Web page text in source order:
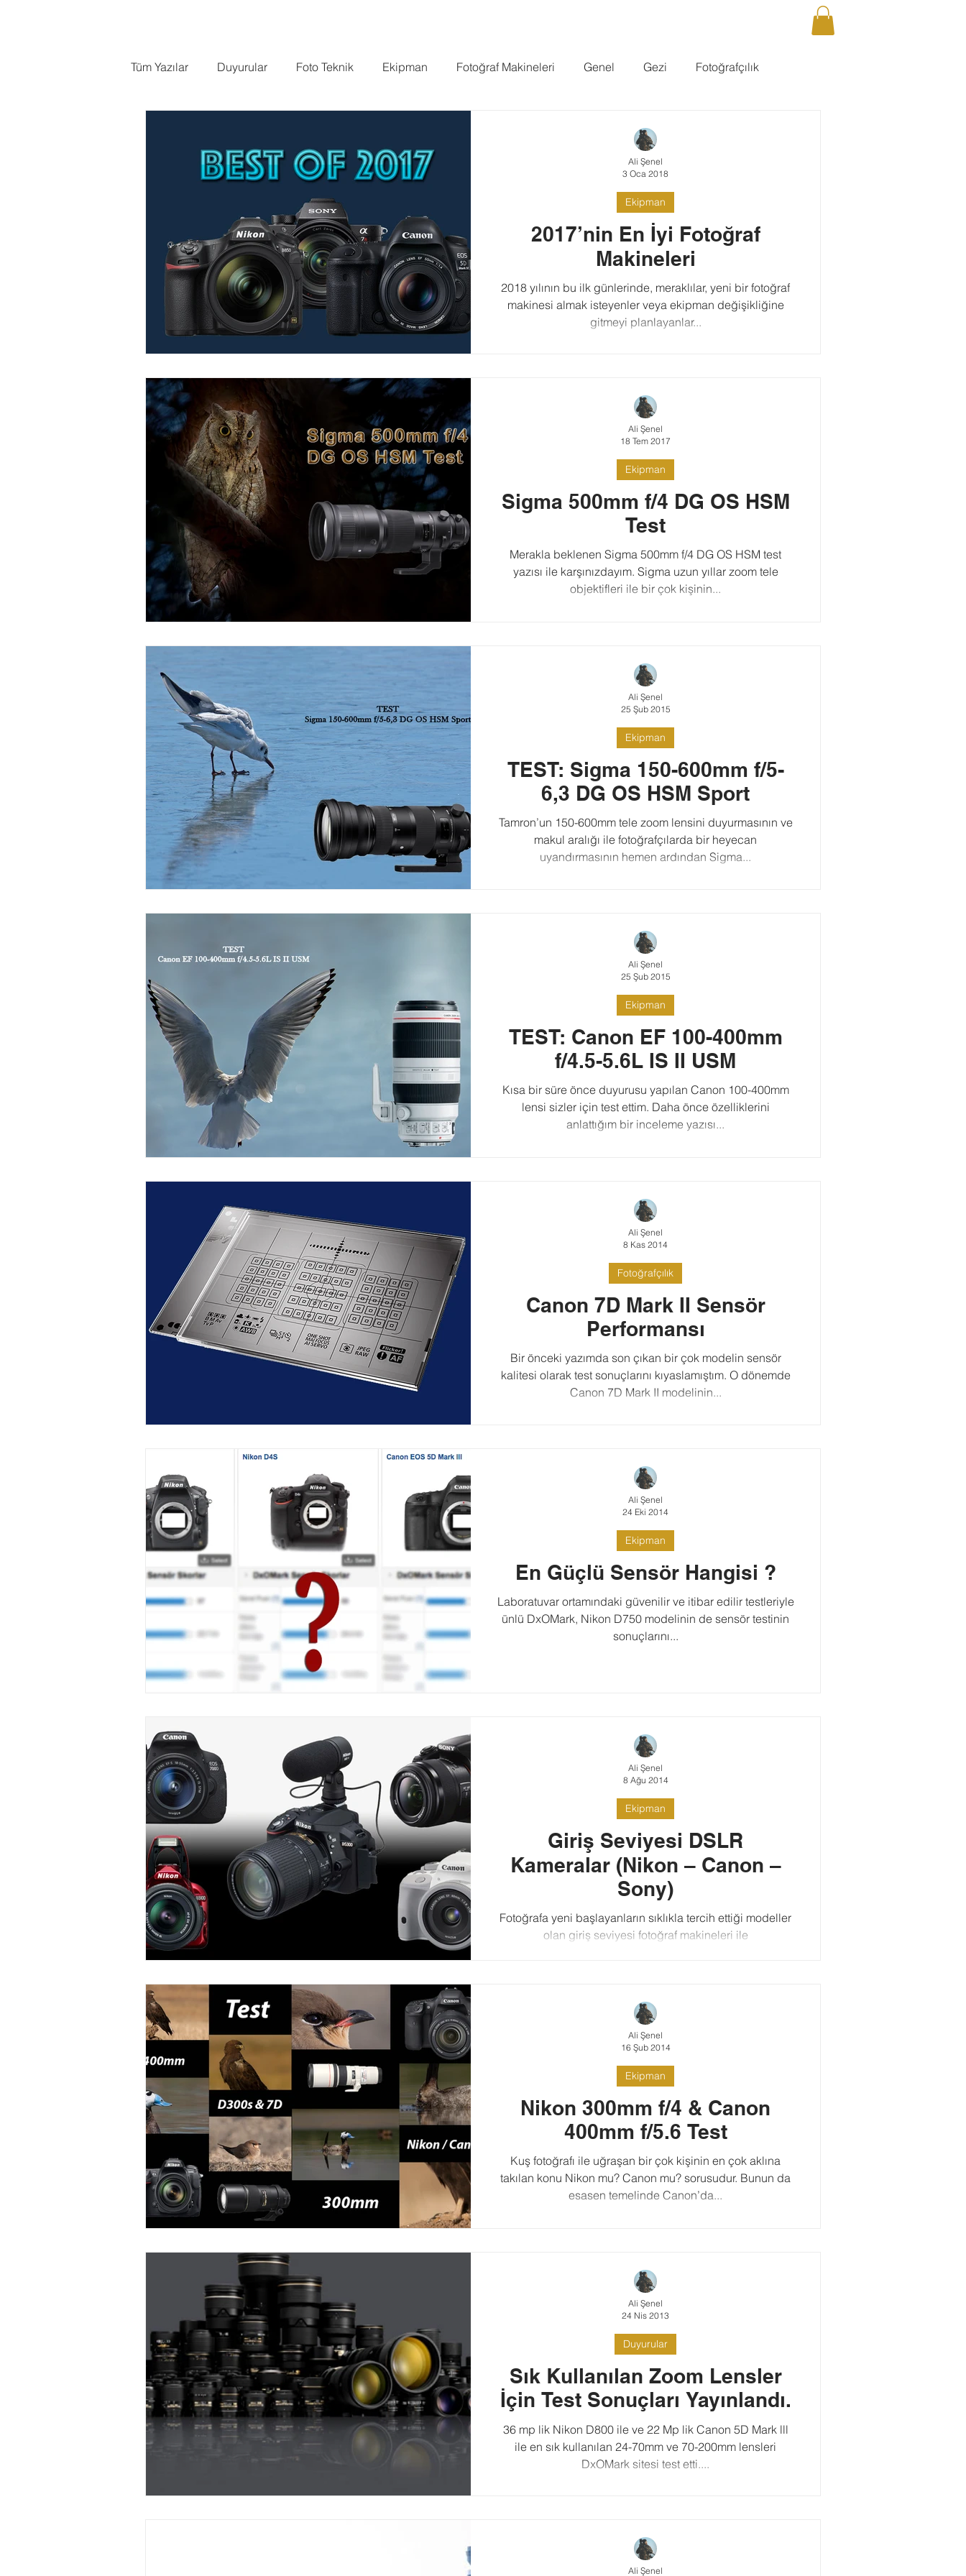
Tüm Yazılar
Duyurular Foto Teknik Ekipman Fotoğraf Makineleri Genel Gezi Fotoğrafçılık
2017’nin En İyi Fotoğraf
Makineleri
2018 yılının bu ilk günlerinde, meraklılar, yeni bir fotoğraf
makinesi almak isteyenler veya ekipman değişikliğine
gitmeyi planlayanlar...
Ekipman
Ali Şenel
3 Oca 2018
Sigma 500mm f/4 DG OS HSM
Test
Merakla beklenen Sigma 500mm f/4 DG OS HSM test
yazısı ile karşınızdayım. Sigma uzun yıllar zoom tele
objektifleri ile bir çok kişinin...
Ekipman
Ali Şenel
18 Tem 2017
TEST: Sigma 150-600mm f/5-
6,3 DG OS HSM Sport
Tamron’un 150-600mm tele zoom lensini duyurmasının ve
makul aralığı ile fotoğrafçılarda bir heyecan
uyandırmasının hemen ardından Sigma...
Ekipman
Ali Şenel
25 Şub 2015
TEST: Canon EF 100-400mm
f/4.5-5.6L IS II USM
Kısa bir süre önce duyurusu yapılan Canon 100-400mm
lensi sizler için test ettim. Daha önce özelliklerini
anlattığım bir inceleme yazısı...
Ekipman
Ali Şenel
25 Şub 2015
Canon 7D Mark II Sensör
Performansı
Bir önceki yazımda son çıkan bir çok modelin sensör
kalitesi olarak test sonuçlarını kıyaslamıştım. O dönemde
Canon 7D Mark II modelinin...
Fotoğrafçılık
Ali Şenel
8 Kas 2014
En Güçlü Sensör Hangisi ?
Laboratuvar ortamındaki güvenilir ve itibar edilir testleriyle
ünlü DxOMark, Nikon D750 modelinin de sensör testinin
sonuçlarını...
Ekipman
Ali Şenel
24 Eki 2014
Giriş Seviyesi DSLR
Kameralar (Nikon – Canon –
Sony)
Fotoğrafa yeni başlayanların sıklıkla tercih ettiği modeller
olan giriş seviyesi fotoğraf makineleri ile
Ekipman
Ali Şenel
8 Ağu 2014
Nikon 300mm f/4 & Canon
400mm f/5.6 Test
Kuş fotoğrafı ile uğraşan bir çok kişinin en çok aklına
takılan konu Nikon mu? Canon mu? sorusudur. Bunun da
esasen temelinde Canon’da...
Ekipman
Ali Şenel
16 Şub 2014
Sık Kullanılan Zoom Lensler
İçin Test Sonuçları Yayınlandı.
36 mp lik Nikon D800 ile ve 22 Mp lik Canon 5D Mark lll
ile en sık kullanılan 24-70mm ve 70-200mm lensleri
DxOMark sitesi test etti....
Duyurular
Ali Şenel
24 Nis 2013
Ali Şenel